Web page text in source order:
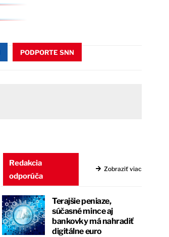
PODPORTE SNN
Redakcia
odporúča
Zobraziť viac
Terajšie peniaze,
súčasné mince aj
bankovky má nahradiť
digitálne euro